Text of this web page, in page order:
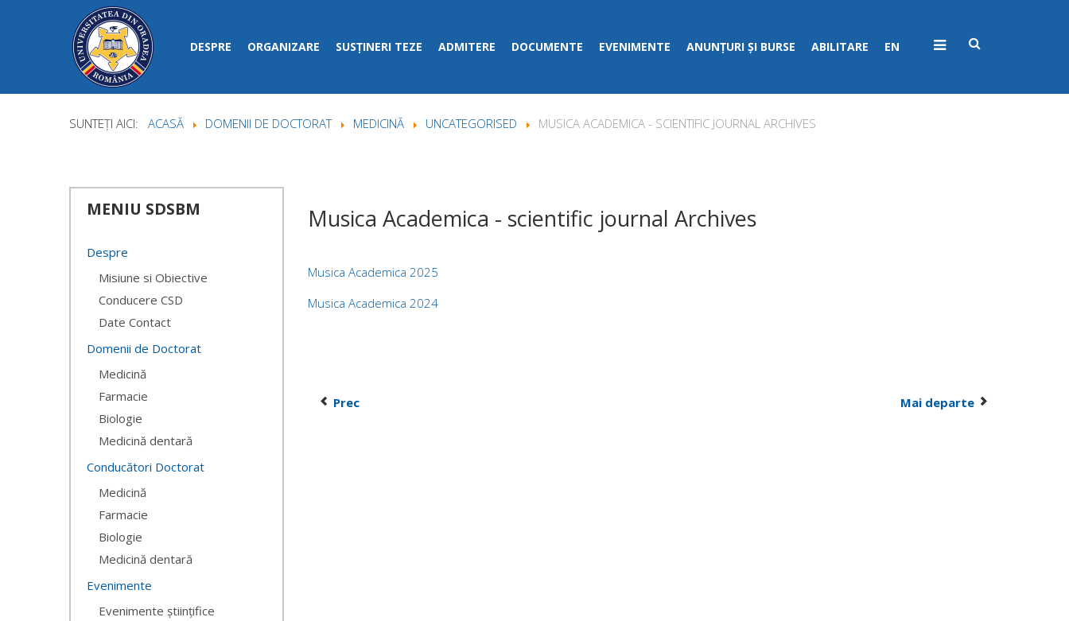
DESPRE ORGANIZARE SUSȚINERI TEZE ADMITERE DOCUMENTE EVENIMENTE ANUNȚURI ȘI BURSE ABILITARE EN
SUNTEȚI AICI: ACASĂ DOMENII DE DOCTORAT MEDICINĂ UNCATEGORISED MUSICA ACADEMICA - SCIENTIFIC JOURNAL ARCHIVES
MENIU SDSBM
Despre
Misiune si Obiective
Conducere CSD
Date Contact
Domenii de Doctorat
Medicină
Farmacie
Biologie
Medicină dentară
Conducători Doctorat
Medicină
Farmacie
Biologie
Medicină dentară
Evenimente
Evenimente științifice
Musica Academica - scientific journal Archives
Musica Academica 2025
Musica Academica 2024
Prec Mai departe